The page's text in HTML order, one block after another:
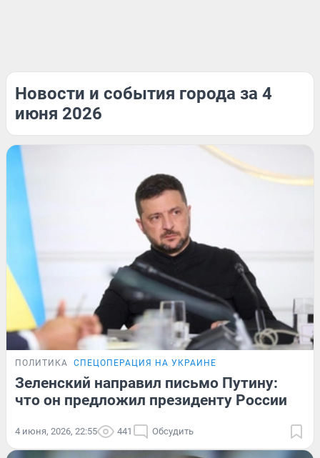
Новости и события города за 4
июня 2026
ПОЛИТИКА СПЕЦОПЕРАЦИЯ НА УКРАИНЕ
Зеленский направил письмо Путину:
что он предложил президенту России
4 июня, 2026, 22:55 441 Обсудить